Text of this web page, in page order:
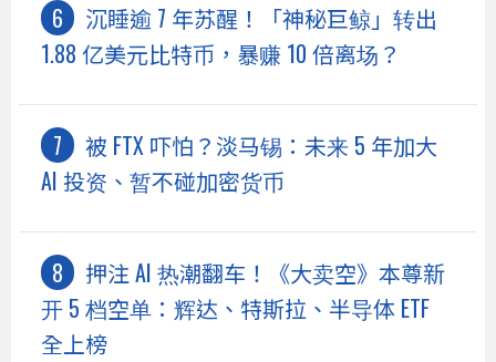
沉睡逾 7 年苏醒！「神秘巨鲸」转出
1.88 亿美元比特币，暴赚 10 倍离场？
被 FTX 吓怕？淡马锡：未来 5 年加大
AI 投资、暂不碰加密货币
押注 AI 热潮翻车！《大卖空》本尊新
开 5 档空单：辉达、特斯拉、半导体 ETF
全上榜